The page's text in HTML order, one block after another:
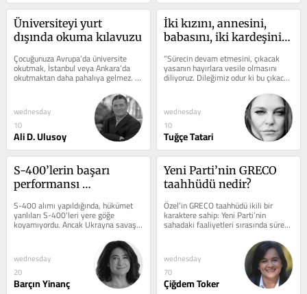
Üniversiteyi yurt
dışında okuma kılavuzu
Çocuğunuza Avrupa’da üniversite
okutmak, İstanbul veya Ankara’da
okutmaktan daha pahalıya gelmez.
Hatta İstanbul’dan daha ucuza bile...
wednesday
10
Ali D. Ulusoy
İki kızını, annesini,
babasını, iki kardeşini,
kaybeden, ölmüş
çocuğunun bedenini
korumaya çalışan
Ramazan Çağırga
anlatıyor: Umudumuz
sürecin acılara son
vermesi
“Sürecin devam etmesini, çıkacak
yasanın hayırlara vesile olmasını
diliyoruz. Dileğimiz odur ki bu çıkacak
yasa acılara son verir....
wednesday
10
Tuğçe Tatari
S-400’lerin başarı
performansı
S-400 alımı yapıldığında, hükümet
yanlıları S-400'leri yere göğe
koyamıyordu. Ancak Ukrayna savaşı,
S-400’lerin etkinliğinin...
wednesday
20
Barçın Yinanç
Yeni Parti’nin GRECO
taahhüdü nedir?
Özel’in GRECO taahhüdü ikili bir
karaktere sahip: Yeni Parti’nin
sahadaki faaliyetleri sırasında sürekli
bir hesap verme yükümlülüğü...
wednesday
70
Çiğdem Toker